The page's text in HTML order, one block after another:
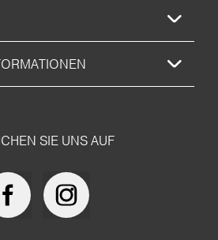
SIE UNS AUF